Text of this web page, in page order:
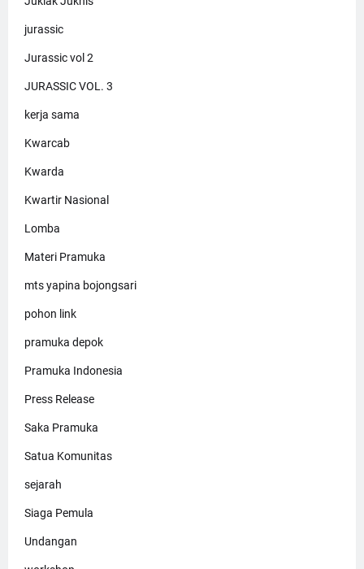
jurassic
Jurassic vol 2
JURASSIC VOL. 3
kerja sama
Kwarcab
Kwarda
Kwartir Nasional
Lomba
Materi Pramuka
mts yapina bojongsari
pohon link
pramuka depok
Pramuka Indonesia
Press Release
Saka Pramuka
Satua Komunitas
sejarah
Siaga Pemula
Undangan